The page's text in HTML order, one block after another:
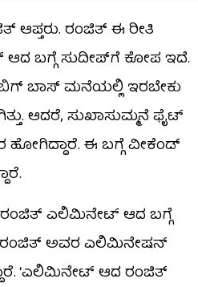
ಆಪ್ತರು. ರಂಜಿತ್ ಈ ರೀತಿ
ಬಗ್ಗೆ ಸುದೀಪ್​ಗೆ ಕೋಪ ಇದೆ.
ಬಾಸ್ ಮನೆಯಲ್ಲಿ ಇರಬೇಕು
ಆದರೆ, ಸುಖಾಸುಮ್ಮನೆ ಫೈಟ್
ಈ ಬಗ್ಗೆ ವೀಕೆಂಡ್​
ಎಲಿಮಿನೇಟ್ ಆದ ಬಗ್ಗೆ
ರಂಜಿತ್ ಅವರ ಎಲಿಮಿನೇಷನ್
‘ಎಲಿಮಿನೇಟ್ ಆದ ರಂಜಿತ್